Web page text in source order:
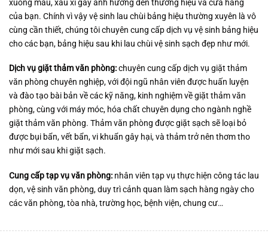
xuống màu, xấu xí gây ảnh hưởng đến thương hiệu và cửa hàng
của bạn. Chính vì vậy vệ sinh lau chùi bảng hiệu thường xuyên là vô
cùng cần thiết, chúng tôi chuyên cung cấp dịch vụ vệ sinh bảng hiệu
cho các bạn, bảng hiệu sau khi lau chùi vệ sinh sạch đẹp như mới.
Dịch vụ giặt thảm văn phòng:chuyên cung cấp dịch vụ giặt thảm
văn phòng chuyên nghiệp, với đội ngũ nhân viên được huấn luyện
và đào tạo bài bản về các kỹ năng, kinh nghiệm về giặt thảm văn
phòng, cùng với máy móc, hóa chất chuyên dụng cho ngành nghề
giặt thảm văn phòng. Thảm văn phòng được giặt sạch sẽ loại bỏ
được bụi bẩn, vết bẩn, vi khuẩn gây hại, và thảm trở nên thơm tho
như mới sau khi giặt sạch.
Cung cấp tạp vụ văn phòng: nhân viên tạp vụ thực hiện công tác lau
dọn, vệ sinh văn phòng, duy trì cảnh quan làm sạch hàng ngày cho
các văn phòng, tòa nhà, trường học, bệnh viện, chung cư…